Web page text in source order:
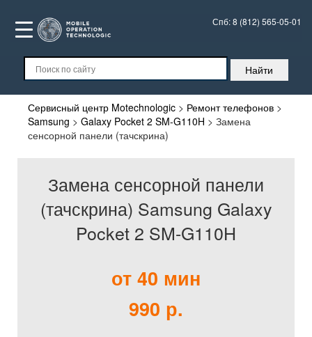
Спб:8 (812) 565-05-01
Сервисный центр Motechnologic > Ремонт телефонов >
Samsung > Galaxy Pocket 2 SM-G110H > Замена
сенсорной панели (тачскрина)
Замена сенсорной панели
(тачскрина) Samsung Galaxy
Pocket 2 SM-G110H
от 40 мин
990 р.